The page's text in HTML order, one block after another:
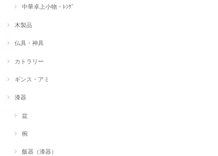
中華卓上小物・ﾚﾝｹﾞ
木製品
仏具・神具
カトラリー
ギンス・アミ
漆器
盆
椀
飯器（漆器）